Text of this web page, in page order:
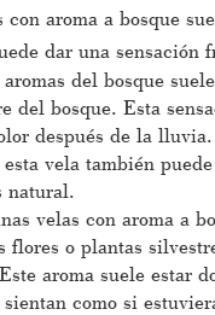
con aroma a bosque
dar una sensación
del bosque
del bosque. Esta
después de la lluvia.
vela también
natural.
velas con aroma a
o plantas
Este aroma suele estar
como si